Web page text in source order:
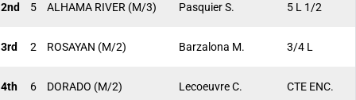
2nd 5 ALHAMA RIVER (M/3) Pasquier S. 5 L 1/2
3rd 2 ROSAYAN (M/2) Barzalona M. 3/4 L
4th 6 DORADO (M/2) Lecoeuvre C. CTE ENC.